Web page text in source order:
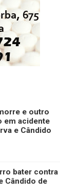
e outro
em acidente
e Cândido
bater contra
Cândido de